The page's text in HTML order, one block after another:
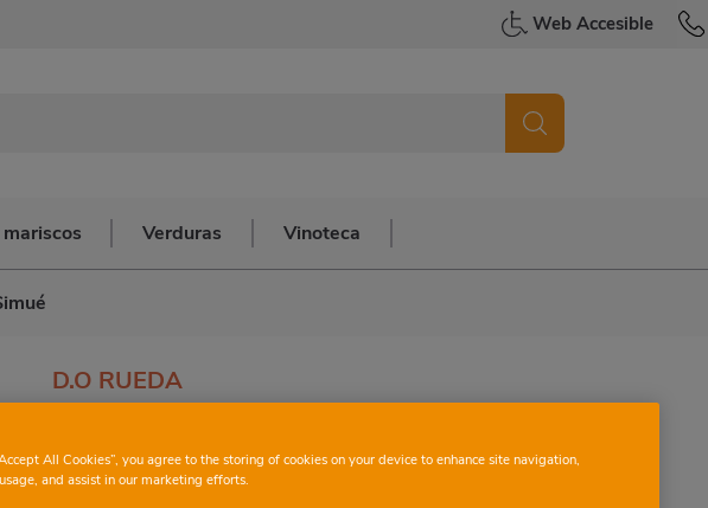
Web Accesible
Verduras Vinoteca
D.O RUEDA
Vino Verdejo Simué
All Cookies”, you agree to the storing of cookies on your device to enhance site navigation,
and assist in our marketing efforts.